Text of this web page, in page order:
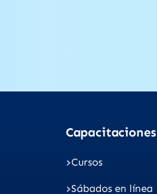
Capacitaciones
Cursos
Sábados en línea